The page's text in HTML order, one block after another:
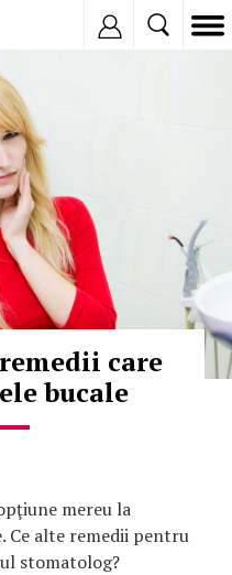
care
bucale
mereu la
Ce alte remedii pentru
stomatolog?